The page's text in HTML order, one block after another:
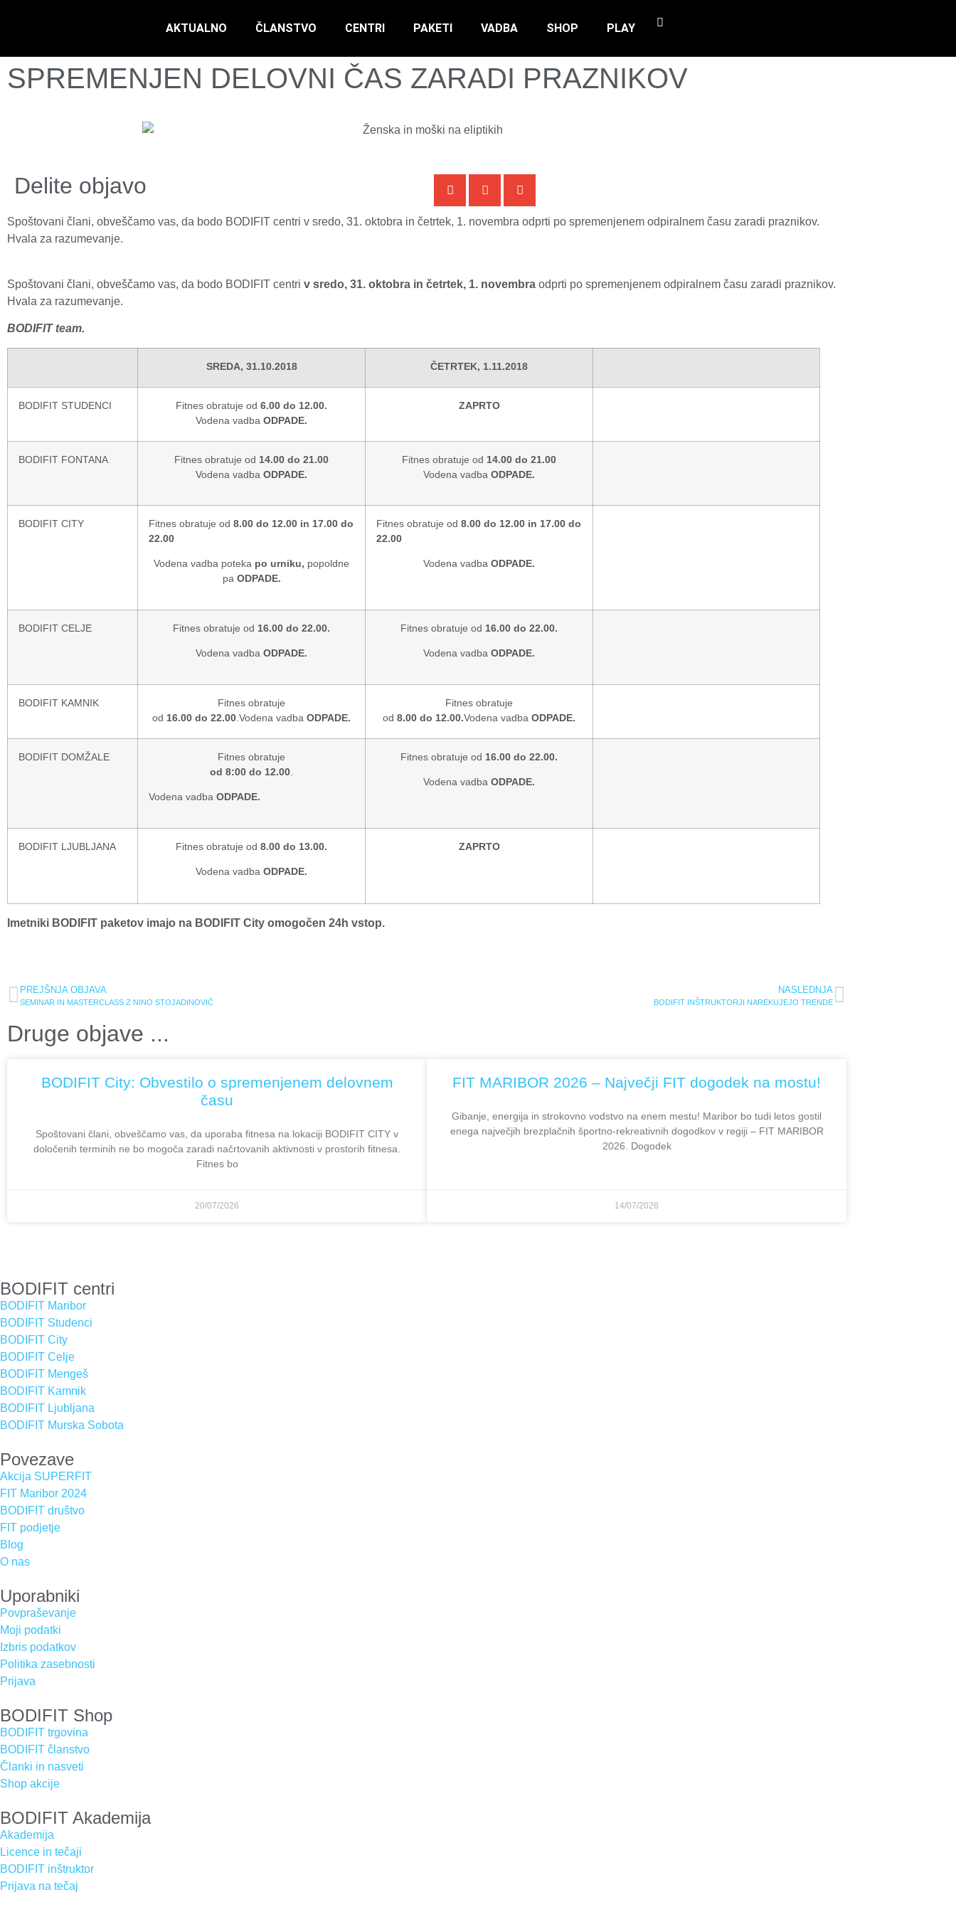
AKTUALNO ČLANSTVO CENTRI PAKETI VADBA SHOP PLAY
SPREMENJEN DELOVNI ČAS ZARADI PRAZNIKOV
Delite objavo
Spoštovani člani, obveščamo vas, da bodo BODIFIT centri v sredo, 31. oktobra in četrtek, 1. novembra odprti po spremenjenem odpiralnem času zaradi praznikov.
Hvala za razumevanje.
Spoštovani člani, obveščamo vas, da bodo BODIFIT centri v sredo, 31. oktobra in četrtek, 1. novembra odprti po spremenjenem odpiralnem času zaradi praznikov.
Hvala za razumevanje.
BODIFIT team.
SREDA, 31.10.2018 ČETRTEK, 1.11.2018
BODIFIT STUDENCI Fitnes obratuje od 6.00 do 12.00.
Vodena vadba ODPADE.
ZAPRTO
BODIFIT FONTANA Fitnes obratuje od 14.00 do 21.00
Vodena vadba ODPADE.
Fitnes obratuje od 14.00 do 21.00
Vodena vadba ODPADE.
BODIFIT CITY Fitnes obratuje od 8.00 do 12.00 in 17.00 do
22.00
Vodena vadba poteka po urniku, popoldne
pa ODPADE.
Fitnes obratuje od 8.00 do 12.00 in 17.00 do
22.00
Vodena vadba ODPADE.
BODIFIT CELJE Fitnes obratuje od 16.00 do 22.00.
Vodena vadba ODPADE.
Fitnes obratuje od 16.00 do 22.00.
Vodena vadba ODPADE.
BODIFIT KAMNIK
Fitnes obratuje
od 16.00 do 22.00 .Vodena vadba ODPADE.
Fitnes obratuje
od 8.00 do 12.00.Vodena vadba ODPADE.
BODIFIT DOMŽALE
Fitnes obratuje
od 8:00 do 12.00
Vodena vadba ODPADE.
Fitnes obratuje od 16.00 do 22.00.
Vodena vadba ODPADE.
BODIFIT LJUBLJANA Fitnes obratuje od 8.00 do 13.00.
Vodena vadba ODPADE.
ZAPRTO
Imetniki BODIFIT paketov imajo na BODIFIT City omogočen 24h vstop.
PREJŠNJA OBJAVA
SEMINAR IN MASTERCLASS Z NINO STOJADINOVIĆ
NASLEDNJA
BODIFIT INŠTRUKTORJI NAREKUJEJO TRENDE
Druge objave ...
BODIFIT City: Obvestilo o spremenjenem delovnem
času
Spoštovani člani, obveščamo vas, da uporaba fitnesa na lokaciji BODIFIT CITY v
določenih terminih ne bo mogoča zaradi načrtovanih aktivnosti v prostorih fitnesa.
Fitnes bo
20/07/2026
FIT MARIBOR 2026 – Največji FIT dogodek na mostu!
Gibanje, energija in strokovno vodstvo na enem mestu! Maribor bo tudi letos gostil
enega največjih brezplačnih športno-rekreativnih dogodkov v regiji – FIT MARIBOR
2026. Dogodek
14/07/2026
BODIFIT centri
BODIFIT Maribor
BODIFIT Studenci
BODIFIT City
BODIFIT Celje
BODIFIT Mengeš
BODIFIT Kamnik
BODIFIT Ljubljana
BODIFIT Murska Sobota
Povezave
Akcija SUPERFIT
FIT Maribor 2024
BODIFIT društvo
FIT podjetje
Blog
O nas
Uporabniki
Povpraševanje
Moji podatki
Izbris podatkov
Politika zasebnosti
Prijava
BODIFIT Shop
BODIFIT trgovina
BODIFIT članstvo
Članki in nasveti
Shop akcije
BODIFIT Akademija
Akademija
Licence in tečaji
BODIFIT inštruktor
Prijava na tečaj